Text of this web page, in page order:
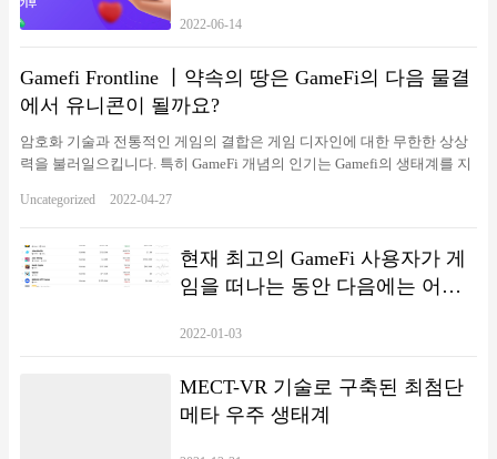
2022-06-14
Gamefi Frontline 丨약속의 땅은 GameFi의 다음 물결
에서 유니콘이 될까요?
암호화 기술과 전통적인 게임의 결합은 게임 디자인에 대한 무한한 상상
력을 불러일으킵니다. 특히 GameFi 개념의 인기는 Gamefi의 생태계를 지
했습니다. 현재의 경제 사이클이 바닥을 치고 증분 자금이 줄어들고 있지
트가 계속해서 나오고 있습니다. 얼마 전 ‘차세대 GameFi 물결의 유니
콘’으로 알려진 약속의 땅이 업계 1위를 달리고 있다. 이번 글에서는 시장
에서 높은 기대를 받고 있는 약속의 땅에 대해 알아보겠습니다. 재미있는
하여 약속의 땅은 “독창성” 정신을 유지하기 때문에 “유니콘”이라고…
Uncategorized 2022-04-27
현재 최고의 GameFi 사용자가 게
임을 떠나는 동안 다음에는 어디
인저로 부상합니다!
2022-01-03
MECT-VR 기술로 구축된 최첨단
메타 우주 생태계